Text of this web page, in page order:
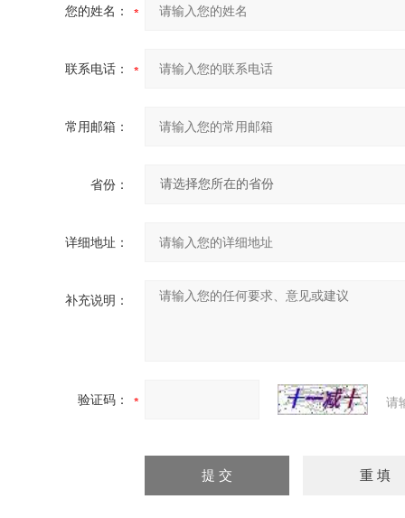
您的姓名：
联系电话：
常用邮箱：
省份：
详细地址：
补充说明：
验证码： 请